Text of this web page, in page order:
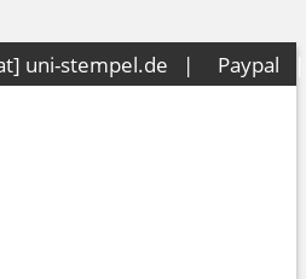
uni-stempel.de |